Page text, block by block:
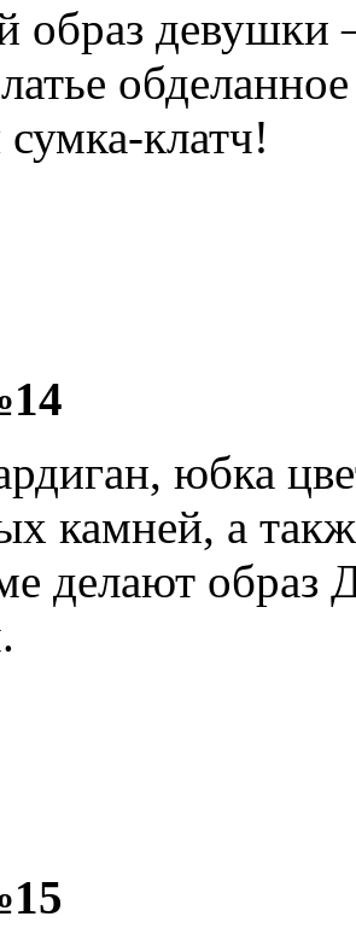
образ девушки
сумка-клатч!
юбка
камней, а
делают